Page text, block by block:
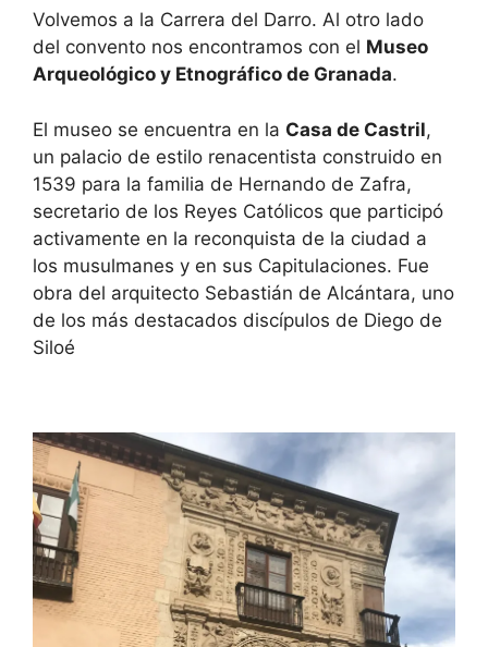
Volvemos a la Carrera del Darro. Al otro lado
del convento nos encontramos con el Museo
Arqueológico y Etnográfico de Granada.
El museo se encuentra en la Casa de Castril,
un palacio de estilo renacentista construido en
1539 para la familia de Hernando de Zafra,
secretario de los Reyes Católicos que participó
activamente en la reconquista de la ciudad a
los musulmanes y en sus Capitulaciones. Fue
obra del arquitecto Sebastián de Alcántara, uno
de los más destacados discípulos de Diego de
Siloé